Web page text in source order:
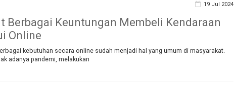
19 Jul 2024
Berbagai Keuntungan Membeli Kendaraan
Online
kebutuhan secara online sudah menjadi hal yang umum di masyarakat.
adanya pandemi, melakukan